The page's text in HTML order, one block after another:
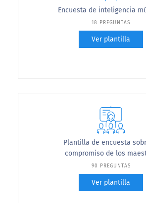
Encuesta de inteligencia
18 PREGUNTAS
Ver plantilla
Plantilla de encuesta
compromiso de los
90 PREGUNTAS
Ver plantilla